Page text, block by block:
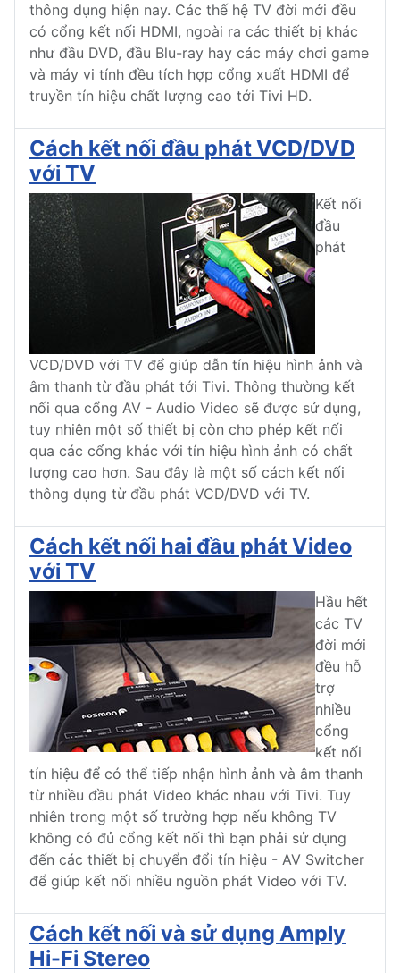
thông dụng hiện nay. Các thế hệ TV đời mới đều
có cổng kết nối HDMI, ngoài ra các thiết bị khác
như đầu DVD, đầu Blu-ray hay các máy chơi game
và máy vi tính đều tích hợp cổng xuất HDMI để
truyền tín hiệu chất lượng cao tới Tivi HD.
Cách kết nối đầu phát VCD/DVD
với TV
Kết nối
đầu
phát
VCD/DVD với TV để giúp dẫn tín hiệu hình ảnh và
âm thanh từ đầu phát tới Tivi. Thông thường kết
nối qua cổng AV - Audio Video sẽ được sử dụng,
tuy nhiên một số thiết bị còn cho phép kết nối
qua các cổng khác với tín hiệu hình ảnh có chất
lượng cao hơn. Sau đây là một số cách kết nối
thông dụng từ đầu phát VCD/DVD với TV.
Cách kết nối hai đầu phát Video
với TV
Hầu hết
các TV
đời mới
đều hỗ
trợ
nhiều
cổng
kết nối
tín hiệu để có thể tiếp nhận hình ảnh và âm thanh
từ nhiều đầu phát Video khác nhau với Tivi. Tuy
nhiên trong một số trường hợp nếu không TV
không có đủ cổng kết nối thì bạn phải sử dụng
đến các thiết bị chuyển đổi tín hiệu - AV Switcher
để giúp kết nối nhiều nguồn phát Video với TV.
Cách kết nối và sử dụng Amply
Hi-Fi Stereo